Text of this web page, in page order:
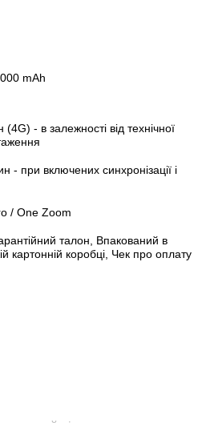
mAh
(4G) - в залежності від технічної
- при включених синхронізації і
/ One Zoom
талон, Впакований в
картонній коробці, Чек про оплату